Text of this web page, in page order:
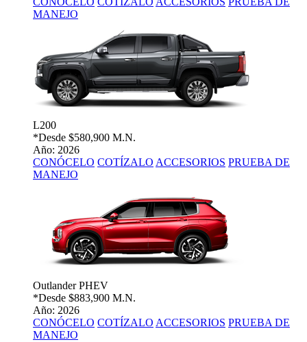
MANEJO
L200
*Desde $580,900 M.N.
Año: 2026
CONÓCELO COTÍZALO ACCESORIOS PRUEBA DE
MANEJO
Outlander PHEV
*Desde $883,900 M.N.
Año: 2026
CONÓCELO COTÍZALO ACCESORIOS PRUEBA DE
MANEJO